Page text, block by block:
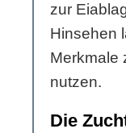
zur
Hinsehen
Merkmale
nutzen.
Die